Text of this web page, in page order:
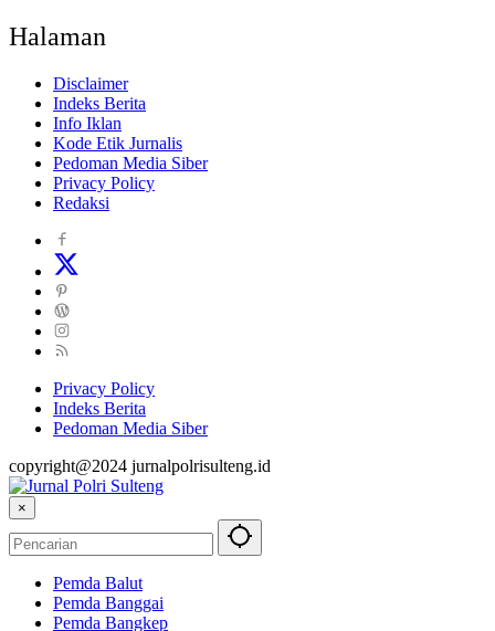
Halaman
Disclaimer
Indeks Berita
Info Iklan
Kode Etik Jurnalis
Pedoman Media Siber
Privacy Policy
Redaksi
Privacy Policy
Indeks Berita
Pedoman Media Siber
copyright@2024 jurnalpolrisulteng.id
×
Pemda Balut
Pemda Banggai
Pemda Bangkep